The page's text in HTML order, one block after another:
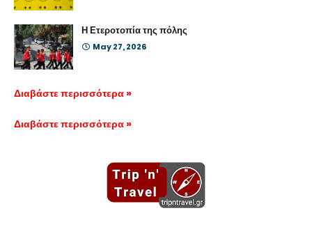
Η Ετεροτοπία της πόλης
May 27, 2026
Διαβάστε περισσότερα »
Διαβάστε περισσότερα »